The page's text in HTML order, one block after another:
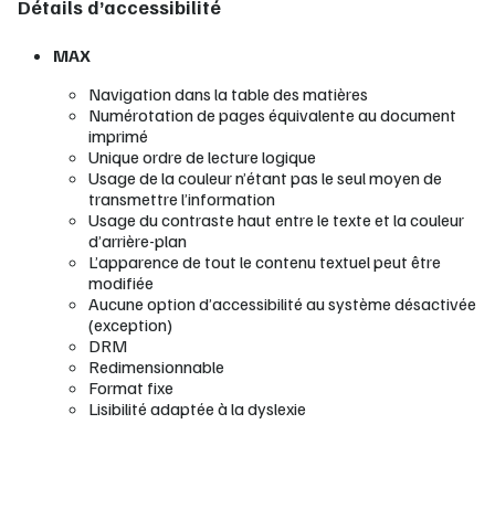
Détails d’accessibilité
MAX
Navigation dans la table des matières
Numérotation de pages équivalente au document
imprimé
Unique ordre de lecture logique
Usage de la couleur n’étant pas le seul moyen de
transmettre l’information
Usage du contraste haut entre le texte et la couleur
d’arrière-plan
L’apparence de tout le contenu textuel peut être
modifiée
Aucune option d’accessibilité au système désactivée
(exception)
DRM
Redimensionnable
Format fixe
Lisibilité adaptée à la dyslexie